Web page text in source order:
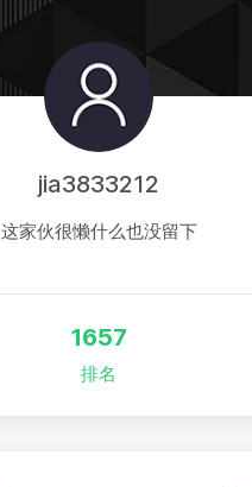
jia3833212
这家伙很懒什么也没留下
1657
排名